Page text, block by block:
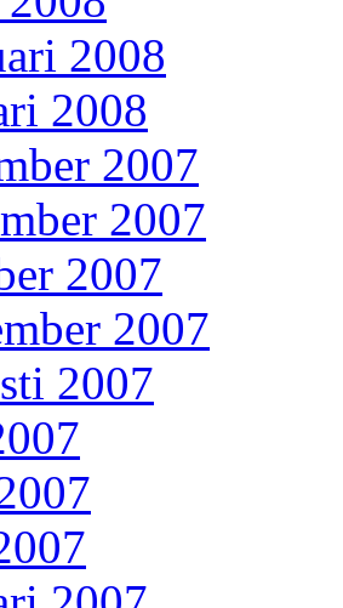
2008
2008
2007
2007
2007
2007
2007